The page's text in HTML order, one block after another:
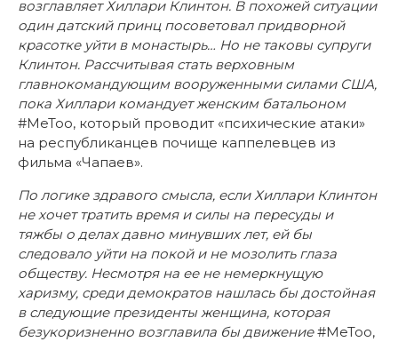
возглавляет Хиллари Клинтон. В похожей ситуации
один датский принц посоветовал придворной
красотке уйти в монастырь… Но не таковы супруги
Клинтон. Рассчитывая стать верховным
главнокомандующим вооруженными силами США,
пока Хиллари командует женским батальоном
#MeToo, который проводит «психические атаки»
на республиканцев почище каппелевцев из
фильма «Чапаев».
По логике здравого смысла, если Хиллари Клинтон
не хочет тратить время и силы на пересуды и
тяжбы о делах давно минувших лет, ей бы
следовало уйти на покой и не мозолить глаза
обществу. Несмотря на ее не немеркнущую
харизму, среди демократов нашлась бы достойная
в следующие президенты женщина, которая
безукоризненно возглавила бы движение#MeToo,